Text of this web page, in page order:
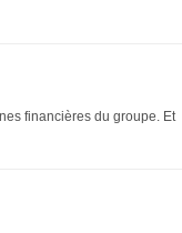
financières du groupe. Et